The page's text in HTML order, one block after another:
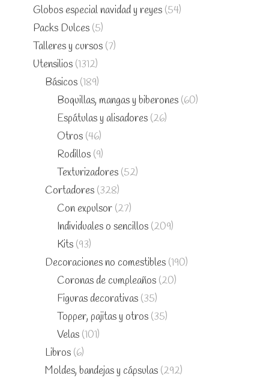
Globos especial navidad y reyes (54)
Packs Dulces (5)
Talleres y cursos (7)
Utensilios (1312)
Básicos (189)
Boquillas, mangas y biberones (60)
Espátulas y alisadores (26)
Otros (46)
Rodillos (9)
Texturizadores (52)
Cortadores (328)
Con expulsor (27)
Individuales o sencillos (209)
Kits (93)
Decoraciones no comestibles (190)
Coronas de cumpleaños (20)
Figuras decorativas (35)
Topper, pajitas y otros (35)
Velas (101)
Libros (6)
Moldes, bandejas y cápsulas (292)